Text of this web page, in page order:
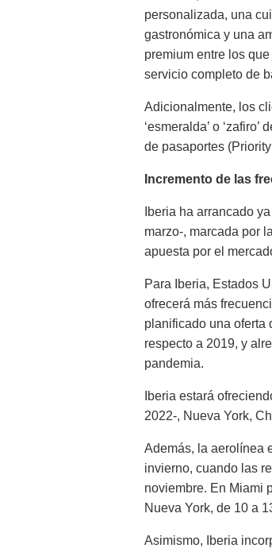
personalizada, una
gastronómica y una
premium entre los
servicio completo de
Adicionalmente, los
‘esmeralda’ o
de pasaportes
Incremento de las
Iberia ha arrancado
marzo-, marcada por
apuesta por el
Para Iberia, Estados
ofrecerá más
planificado una oferta
respecto a 2019, y
pandemia.
Iberia estará
2022-, Nueva York,
Además, la aerolínea
invierno, cuando las
noviembre. En Miami
Nueva York, de 10 a
Asimismo, Iberia